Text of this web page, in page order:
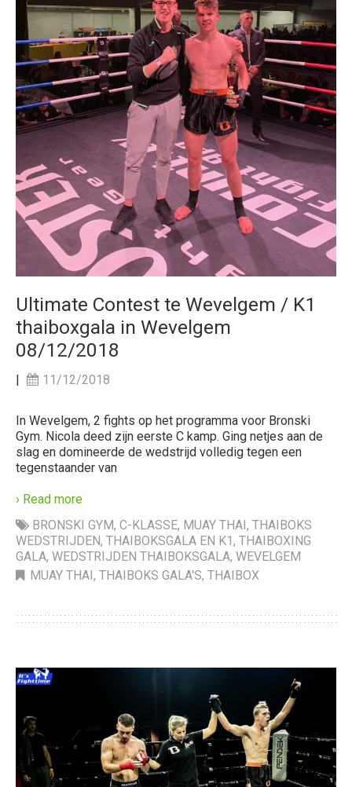
Ultimate Contest te Wevelgem / K1
thaiboxgala in Wevelgem
08/12/2018
| 11/12/2018
In Wevelgem, 2 fights op het programma voor Bronski
Gym. Nicola deed zijn eerste C kamp. Ging netjes aan de
slag en domineerde de wedstrijd volledig tegen een
tegenstaander van
› Read more
BRONSKI GYM, C-KLASSE, MUAY THAI, THAIBOKS
WEDSTRIJDEN, THAIBOKSGALA EN K1, THAIBOXING
GALA, WEDSTRIJDEN THAIBOKSGALA, WEVELGEM
MUAY THAI, THAIBOKS GALA'S, THAIBOX